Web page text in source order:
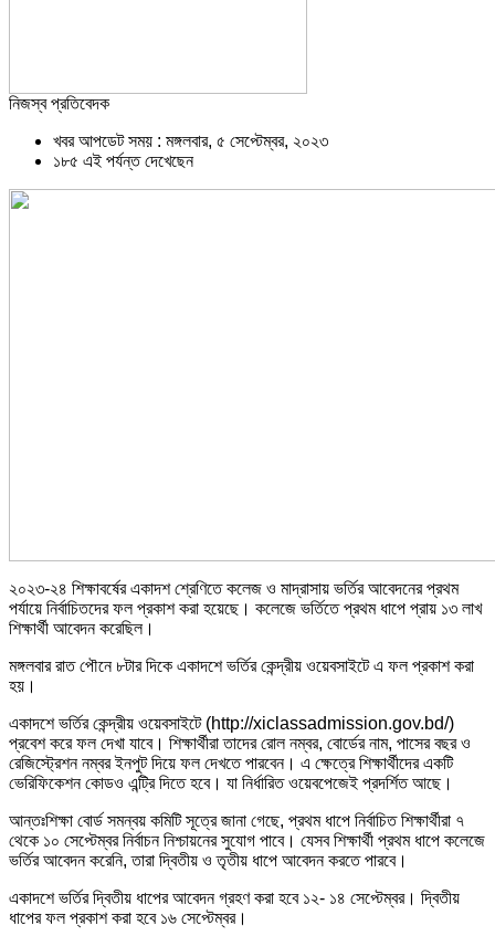
নিজস্ব প্রতিবেদক
খবর আপডেট সময় : মঙ্গলবার, ৫ সেপ্টেম্বর, ২০২৩
১৮৫ এই পর্যন্ত দেখেছেন
২০২৩-২৪ শিক্ষাবর্ষের একাদশ শ্রেণিতে কলেজ ও মাদ্রাসায় ভর্তির আবেদনের প্রথম
পর্যায়ে নির্বাচিতদের ফল প্রকাশ করা হয়েছে। কলেজে ভর্তিতে প্রথম ধাপে প্রায় ১৩ লাখ
শিক্ষার্থী আবেদন করেছিল।
মঙ্গলবার রাত পৌনে ৮টার দিকে একাদশে ভর্তির কেন্দ্রীয় ওয়েবসাইটে এ ফল প্রকাশ করা
হয়।
একাদশে ভর্তির কেন্দ্রীয় ওয়েবসাইটে (http://xiclassadmission.gov.bd/)
প্রবেশ করে ফল দেখা যাবে। শিক্ষার্থীরা তাদের রোল নম্বর, বোর্ডের নাম, পাসের বছর ও
রেজিস্ট্রেশন নম্বর ইনপুট দিয়ে ফল দেখতে পারবেন। এ ক্ষেত্রে শিক্ষার্থীদের একটি
ভেরিফিকেশন কোডও এন্ট্রি দিতে হবে। যা নির্ধারিত ওয়েবপেজেই প্রদর্শিত আছে।
আন্তঃশিক্ষা বোর্ড সমন্বয় কমিটি সূত্রে জানা গেছে, প্রথম ধাপে নির্বাচিত শিক্ষার্থীরা ৭
থেকে ১০ সেপ্টেম্বর নির্বাচন নিশ্চায়নের সুযোগ পাবে। যেসব শিক্ষার্থী প্রথম ধাপে কলেজে
ভর্তির আবেদন করেনি, তারা দ্বিতীয় ও তৃতীয় ধাপে আবেদন করতে পারবে।
একাদশে ভর্তির দ্বিতীয় ধাপের আবেদন গ্রহণ করা হবে ১২- ১৪ সেপ্টেম্বর। দ্বিতীয়
ধাপের ফল প্রকাশ করা হবে ১৬ সেপ্টেম্বর।